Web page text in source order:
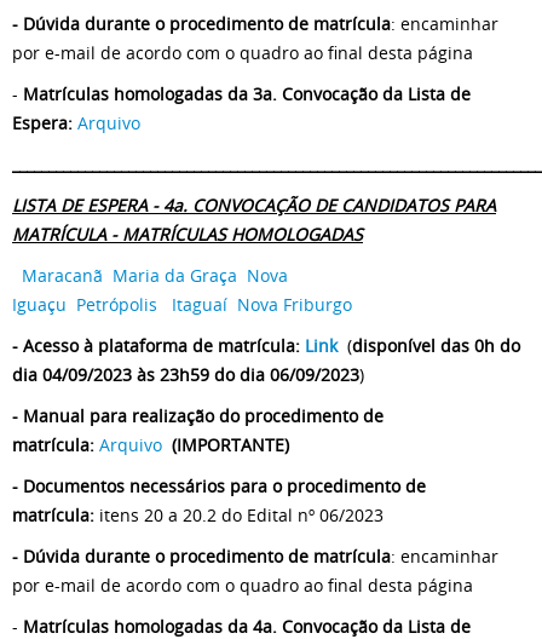
- Dúvida durante o procedimento de matrícula: encaminhar
por e-mail de acordo com o quadro ao final desta página
- Matrículas homologadas da 3a. Convocação da Lista de
Espera: Arquivo
LISTA DE ESPERA - 4a. CONVOCAÇÃO DE CANDIDATOS PARA
MATRÍCULA - MATRÍCULAS HOMOLOGADAS
Maracanã Maria da Graça Nova
Iguaçu Petrópolis Itaguaí Nova Friburgo
- Acesso à plataforma de matrícula: Link(disponível das 0h do
dia 04/09/2023 às 23h59 do dia 06/09/2023)
- Manual para realização do procedimento de
matrícula: Arquivo (IMPORTANTE)
- Documentos necessários para o procedimento de
matrícula: itens 20 a 20.2 do Edital nº 06/2023
- Dúvida durante o procedimento de matrícula: encaminhar
por e-mail de acordo com o quadro ao final desta página
- Matrículas homologadas da 4a. Convocação da Lista de